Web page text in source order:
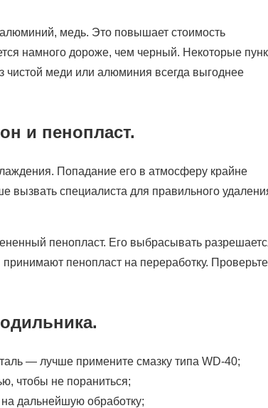
медь. Это повышает стоимость
намного дороже, чем черный. Некоторые
чистой меди или алюминия всегда выгоднее
и пенопласт.
Попадание его в атмосферу крайне
вызвать специалиста для правильного
пенопласт. Его выбрасывать
пенопласт на переработку.
— лучше примените смазку типа WD-40;
чтобы не пораниться;
дальнейшую обработку;